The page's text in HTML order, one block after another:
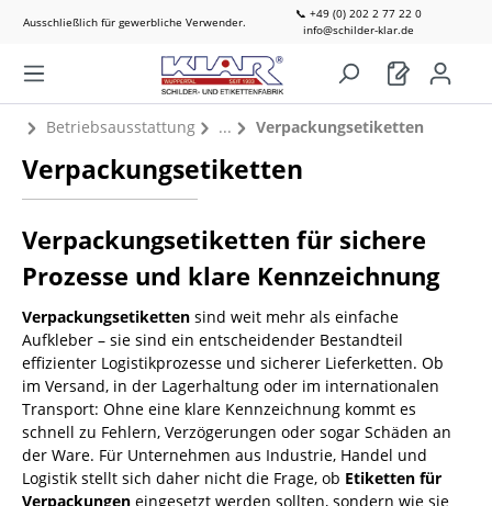
Ausschließlich für gewerbliche Verwender.
📞 +49 (0) 202 2 77 22 0
info@schilder-klar.de
Betriebsausstattung Verpackungsetiketten
Verpackungsetiketten
Verpackungsetiketten für sichere
Prozesse und klare Kennzeichnung
Verpackungsetiketten sind weit mehr als einfache
Aufkleber – sie sind ein entscheidender Bestandteil
effizienter Logistikprozesse und sicherer Lieferketten. Ob
im Versand, in der Lagerhaltung oder im internationalen
Transport: Ohne eine klare Kennzeichnung kommt es
schnell zu Fehlern, Verzögerungen oder sogar Schäden an
der Ware. Für Unternehmen aus Industrie, Handel und
Logistik stellt sich daher nicht die Frage, ob Etiketten für
Verpackungen eingesetzt werden sollten, sondern wie sie